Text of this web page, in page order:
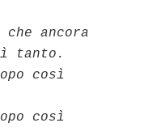
ancora
tanto.
così
così